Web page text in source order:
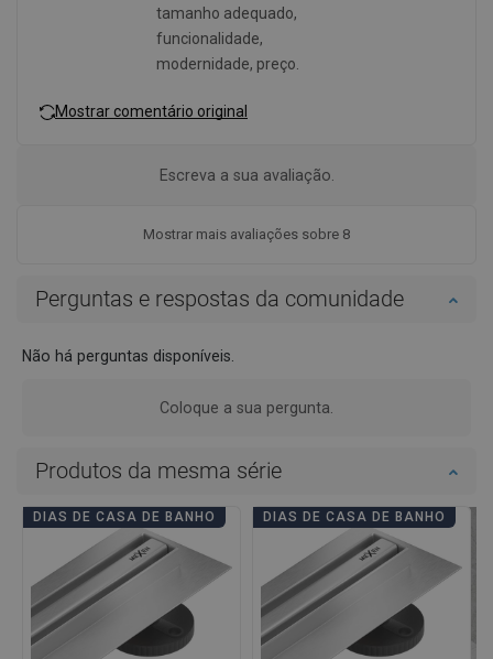
tamanho adequado,
funcionalidade,
modernidade, preço.
Mostrar comentário original
Mostrar mais avaliações sobre 8
Escreva a sua avaliação.
Perguntas e respostas da comunidade
Não há perguntas disponíveis.
Coloque a sua pergunta.
Produtos da mesma série
DIAS DE CASA DE BANHO DIAS DE CASA DE BANHO